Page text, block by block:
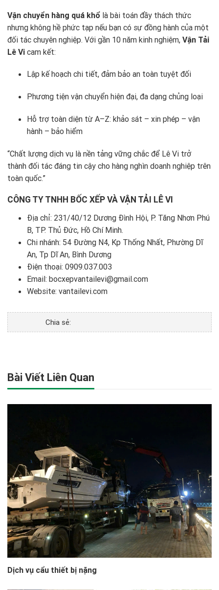
Vận chuyển hàng quá khổ là bài toán đầy thách thức
nhưng không hề phức tạp nếu bạn có sự đồng hành của một
đối tác chuyên nghiệp. Với gần 10 năm kinh nghiệm, Vận Tải
Lê Vi cam kết:
Lập kế hoạch chi tiết, đảm bảo an toàn tuyệt đối
Phương tiện vận chuyển hiện đại, đa dạng chủng loại
Hỗ trợ toàn diện từ A–Z: khảo sát – xin phép – vận
hành – bảo hiểm
“Chất lượng dịch vụ là nền tảng vững chắc để Lê Vi trở
thành đối tác đáng tin cậy cho hàng nghìn doanh nghiệp trên
toàn quốc.”
CÔNG TY TNHH BỐC XẾP VÀ VẬN TẢI LÊ VI
Địa chỉ: 231/40/12 Dương Đình Hội, P. Tăng Nhơn Phú
B, TP. Thủ Đức, Hồ Chí Minh.
Chi nhánh: 54 Đường N4, Kp Thống Nhất, Phường Dĩ
An, Tp Dĩ An, Bình Dương
Điện thoại: 0909.037.003
Email: bocxepvantailevi@gmail.com
Website: vantailevi.com
Chia sẻ:
Bài Viết Liên Quan
Dịch vụ cẩu thiết bị nặng